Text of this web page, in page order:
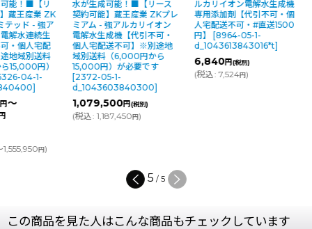
能！■【リ
蔵王産業 ZK
テッド - 強ア
解水連続生
・個人宅配
地域別送料
15,000円）
04-1-
]
円～
1,555,950円)
水が生成可能！■【リース
契約可能】蔵王産業 ZKプレ
ミアム - 強アルカリイオン
電解水生成機【代引不可・
個人宅配送不可】※別途地
域別送料（6,000円から
15,000円）が必要です
[2372-05-1-
d_1043603840300]
1,079,500円(税別)
(税込: 1,187,450円)
ルカリイオン電解水生成機
専用添加剤【代引不可・個
人宅配送不可・#直送1500
円】
[8964-05-1-
d_1043613843016*t]
6,840円(税別)
(税込: 7,524円)
5 / 5
この商品を見た人はこんな商品もチェックしています